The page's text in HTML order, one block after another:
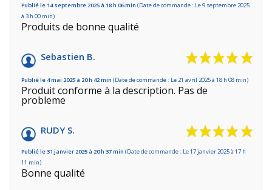
Publié le 14 septembre 2025 à 18 h 06 min (Date de commande : Le 9 septembre 2025
à 3 h 00 min)
Produits de bonne qualité
Sebastien B.
Publié le 4 mai 2025 à 20 h 42 min (Date de commande : Le 21 avril 2025 à 18 h 08 min)
Produit conforme à la description. Pas de
probleme
RUDY S.
Publié le 31 janvier 2025 à 20 h 37 min (Date de commande : Le 17 janvier 2025 à 17 h
11 min)
Bonne qualité